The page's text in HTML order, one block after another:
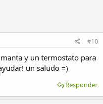
#10
y un termostato para
un saludo =)
Responder